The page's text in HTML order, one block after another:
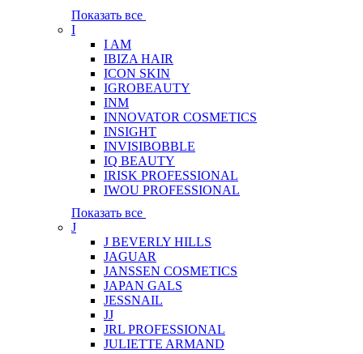
Показать все
I
I AM
IBIZA HAIR
ICON SKIN
IGROBEAUTY
INM
INNOVATOR COSMETICS
INSIGHT
INVISIBOBBLE
IQ BEAUTY
IRISK PROFESSIONAL
IWOU PROFESSIONAL
Показать все
J
J BEVERLY HILLS
JAGUAR
JANSSEN COSMETICS
JAPAN GALS
JESSNAIL
JJ
JRL PROFESSIONAL
JULIETTE ARMAND